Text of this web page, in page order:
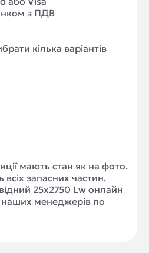
з ПДВ
кілька варіантів
мають стан як на фото.
всіх запасних частин.
25x2750 Lw онлайн
менеджерів по